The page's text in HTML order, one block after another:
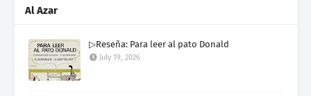
Al Azar
▷Reseña: Para leer al pato Donald
July 19, 2026